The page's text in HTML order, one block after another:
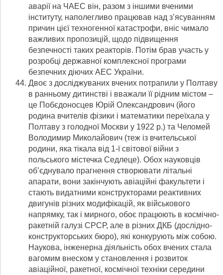
аварії на ЧАЕС він, разом з іншими вченими
інституту, наполегливо працював над з’ясуванням
причин цієї техногенної катастрофи, вніс чимало
важливих пропозицій, щодо підвищення
безпечності таких реакторів. Потім брав участь у
розробці державної комплексної програми
безпечних діючих АЕС України.
Двоє з досліджуваних вчених потрапили у Полтаву
в ранньому дитинстві і вважали її рідним містом –
це Побєдоносцев Юрій Олександрович (його
родина вчителів фізики і математики переїхала у
Полтаву з голодної Москви у 1922 р.) та Челомей
Володимир Миколайович (теж із вчительської
родини, яка тікала від 1-ї світової війни з
польського містечка Седлеце). Обох науковців
об’єднувало прагнення створювати літальні
апарати, вони закінчують авіаційні факультети і
стають видатними конструкторами реактивних
двигунів різних модифікацій, як військового
напрямку, так і мирного, обоє працюють в космічно-
ракетній галузі СРСР, але в різних ДКБ (дослідно-
конструкторських бюро), які конкурують між собою.
Наукова, інженерна діяльність обох вчених стала
вагомим внеском у становлення і розвиток
авіаційної, ракетної, космічної техніки середини